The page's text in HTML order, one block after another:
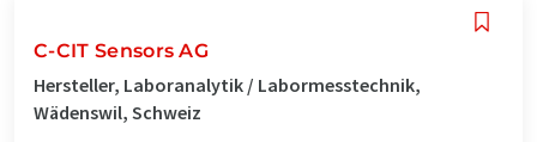
C-CIT Sensors AG
Hersteller, Laboranalytik / Labormesstechnik,
Wädenswil, Schweiz